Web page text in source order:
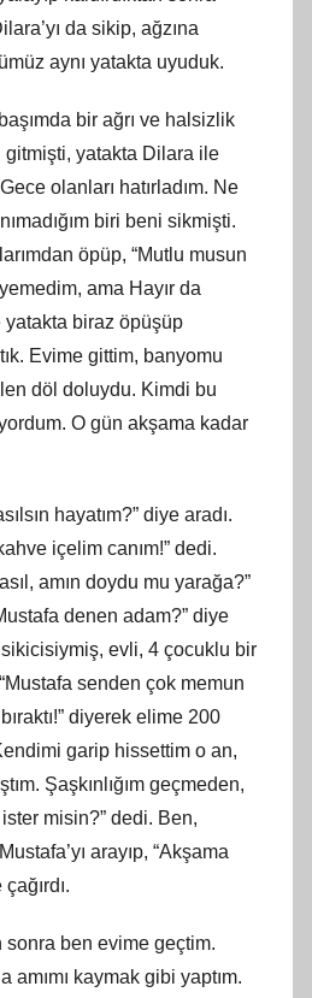
da sikip, ağzına
aynı yatakta uyuduk.
bir ağrı ve halsizlik
gitmişti, yatakta Dilara ile
olanları hatırladım. Ne
biri beni sikmişti.
öpüp, “Mutlu musun
ama Hayır da
biraz öpüşüp
Evime gittim, banyomu
döl doluydu. Kimdi bu
O gün akşama kadar
hayatım?” diye aradı.
içelim canım!” dedi.
amın doydu mu yarağa?”
denen adam?” diye
evli, 4 çocuklu bir
senden çok memun
diyerek elime 200
garip hissettim o an,
Şaşkınlığım geçmeden,
misin?” dedi. Ben,
arayıp, “Akşama
ben evime geçtim.
amımı kaymak gibi yaptım.